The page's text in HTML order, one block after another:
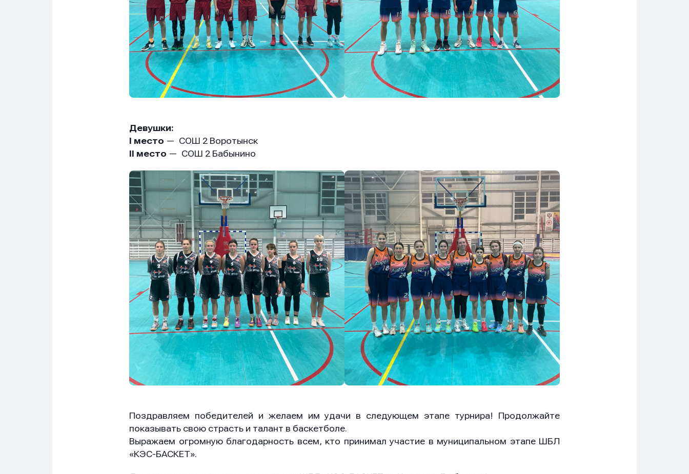
Девушки:
I место — СОШ 2 Воротынск
II место — СОШ 2 Бабынино
Поздравляем победителей и желаем им удачи в следующем этапе турнира! Продолжайте
показывать свою страсть и талант в баскетболе.
Выражаем огромную благодарность всем, кто принимал участие в муниципальном этапе ШБЛ
«КЭС-БАСКЕТ».
Имя
E-mail
Телефон
Имя
E-mail
Телефон
Имя
E-mail
Телефон